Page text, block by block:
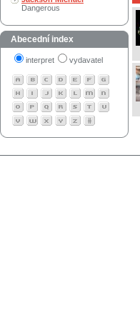
Dangerous
Abecední index
interpret vydavatel